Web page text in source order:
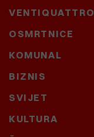
VENTIQUATTRO
OSMRTNICE
KOMUNAL
BIZNIS
SVIJET
KULTURA